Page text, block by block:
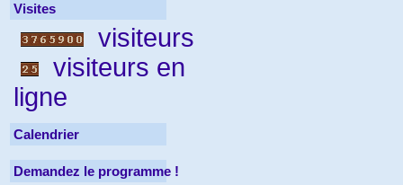
Visites
visiteurs
visiteurs en
ligne
Calendrier
Demandez le programme !